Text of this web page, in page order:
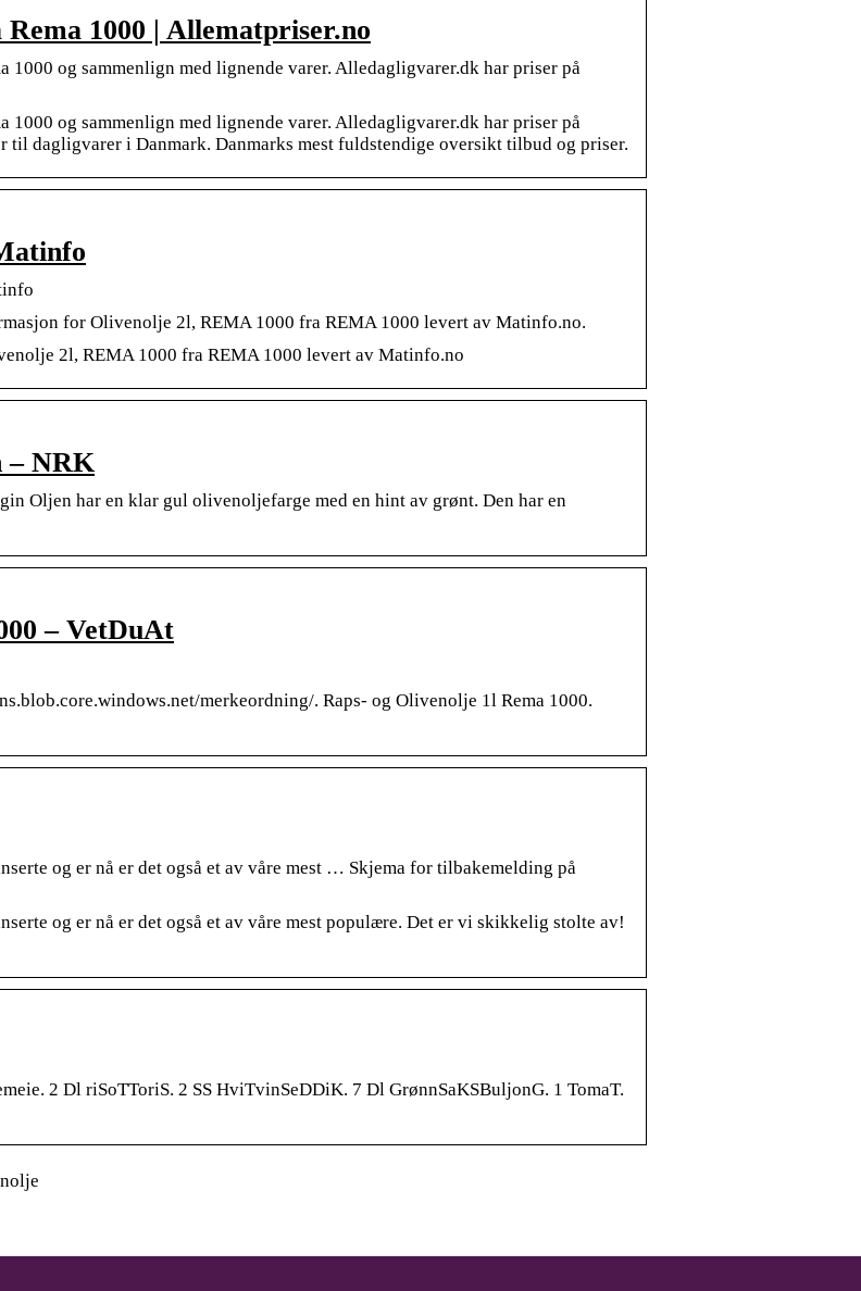
1000 | Allematpriser.no
og sammenlign med lignende varer. Alledagligvarer.dk har priser på
og sammenlign med lignende varer. Alledagligvarer.dk har priser på
dagligvarer i Danmark. Danmarks mest fuldstendige oversikt tilbud og priser.
for Olivenolje 2l, REMA 1000 fra REMA 1000 levert av Matinfo.no.
2l, REMA 1000 fra REMA 1000 levert av Matinfo.no
– NRK
Oljen har en klar gul olivenoljefarge med en hint av grønt. Den har en
– VetDuAt
merkeordning/. Raps- og Olivenolje 1l Rema 1000.
og er nå er det også et av våre mest … Skjema for tilbakemelding på
og er nå er det også et av våre mest populære. Det er vi skikkelig stolte av!
2 Dl riSoTToriS. 2 SS HviTvinSeDDiK. 7 Dl GrønnSaKSBuljonG. 1 TomaT.